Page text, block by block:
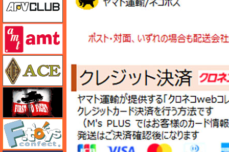
FTF
エフトイズ